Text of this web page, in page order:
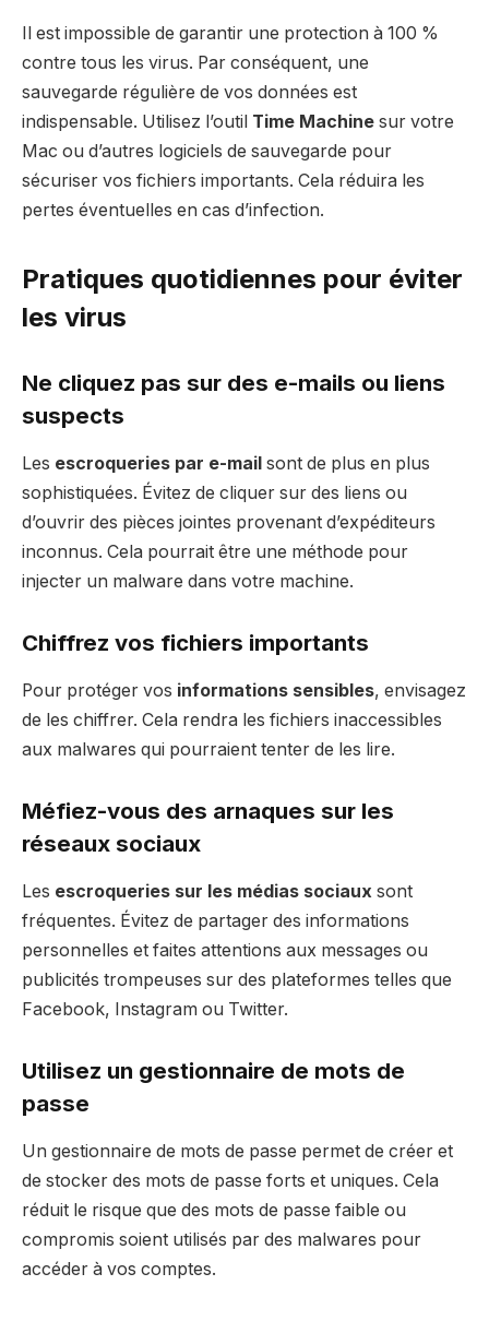
Il est impossible de garantir une protection à 100 %
contre tous les virus. Par conséquent, une
sauvegarde régulière de vos données est
indispensable. Utilisez l’outil Time Machine sur votre
Mac ou d’autres logiciels de sauvegarde pour
sécuriser vos fichiers importants. Cela réduira les
pertes éventuelles en cas d’infection.
Pratiques quotidiennes pour éviter
les virus
Ne cliquez pas sur des e-mails ou liens
suspects
Les escroqueries par e-mail sont de plus en plus
sophistiquées. Évitez de cliquer sur des liens ou
d’ouvrir des pièces jointes provenant d’expéditeurs
inconnus. Cela pourrait être une méthode pour
injecter un malware dans votre machine.
Chiffrez vos fichiers importants
Pour protéger vos informations sensibles, envisagez
de les chiffrer. Cela rendra les fichiers inaccessibles
aux malwares qui pourraient tenter de les lire.
Méfiez-vous des arnaques sur les
réseaux sociaux
Les escroqueries sur les médias sociaux sont
fréquentes. Évitez de partager des informations
personnelles et faites attentions aux messages ou
publicités trompeuses sur des plateformes telles que
Facebook, Instagram ou Twitter.
Utilisez un gestionnaire de mots de
passe
Un gestionnaire de mots de passe permet de créer et
de stocker des mots de passe forts et uniques. Cela
réduit le risque que des mots de passe faible ou
compromis soient utilisés par des malwares pour
accéder à vos comptes.